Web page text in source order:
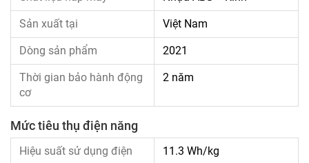
Sản xuất tại Việt Nam
Dòng sản phẩm 2021
Thời gian bảo hành động
cơ
2 năm
Mức tiêu thụ điện năng
Hiệu suất sử dụng điện 11.3 Wh/kg